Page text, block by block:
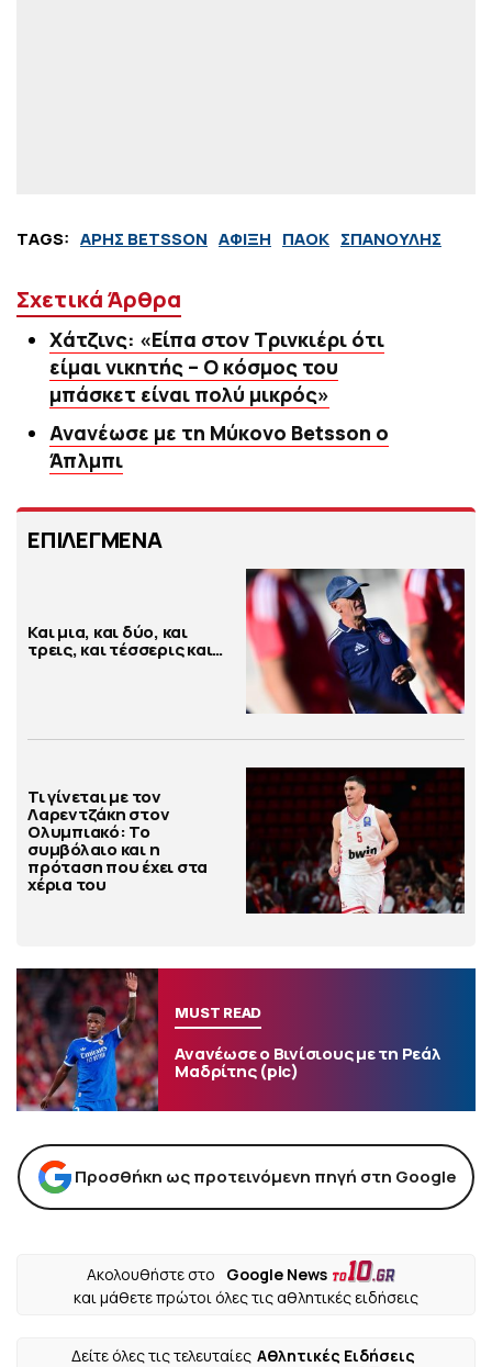
TAGS: ΑΡΗΣ BETSSON ΑΦΙΞΗ ΠΑΟΚ ΣΠΑΝΟΥΛΗΣ
Σχετικά Άρθρα
Χάτζινς: «Είπα στον Τρινκιέρι ότι
είμαι νικητής – Ο κόσμος του
μπάσκετ είναι πολύ μικρός»
Ανανέωσε με τη Μύκονο Betsson ο
Άπλμπι
ΕΠΙΛΕΓΜΕΝΑ
Και μια, και δύο, και
τρεις, και τέσσερις και…
Τι γίνεται με τον
Λαρεντζάκη στον
Ολυμπιακό: Το
συμβόλαιο και η
πρόταση που έχει στα
χέρια του
MUST READ
Ανανέωσε ο Βινίσιους με τη Ρεάλ
Μαδρίτης (pic)
Προσθήκη ως προτεινόμενη πηγή στη Google
Ακολουθήστε στο
Google News
και μάθετε πρώτοι όλες τις αθλητικές ειδήσεις
Δείτε όλες τις τελευταίες Αθλητικές Ειδήσεις